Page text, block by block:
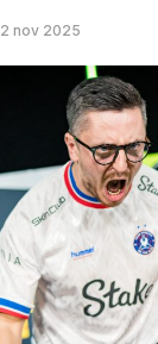
2 nov 2025